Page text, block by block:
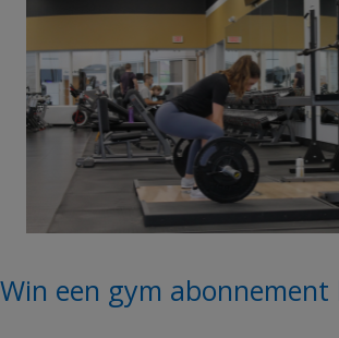
Win een gym abonnement